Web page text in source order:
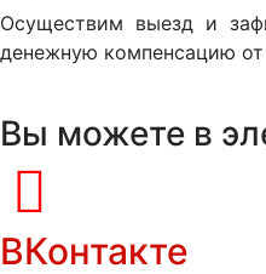
Осуществим выезд и
денежную компенсацию
Вы можете в
ВКонтакте